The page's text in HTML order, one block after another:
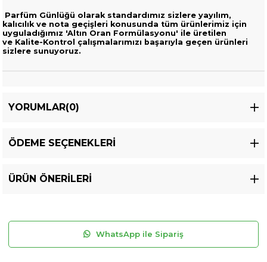
Parfüm Günlüğü olarak standardımız sizlere yayılım,
kalıcılık ve nota geçişleri konusunda tüm ürünlerimiz için
uyguladığımız 'Altın Oran Formülasyonu' ile üretilen
ve Kalite-Kontrol çalışmalarımızı başarıyla geçen ürünleri
sizlere sunuyoruz.
YORUMLAR(0)
ÖDEME SEÇENEKLERI
ÜRÜN ÖNERILERI
WhatsApp ile Sipariş